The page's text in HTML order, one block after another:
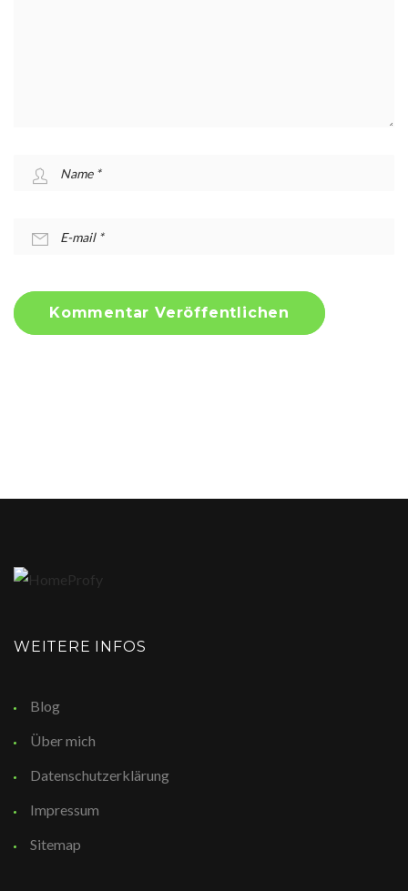
WEITERE INFOS
Blog
Über mich
Datenschutzerklärung
Impressum
Sitemap